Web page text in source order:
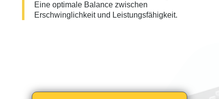
Eine optimale Balance zwischen
Erschwinglichkeit und Leistungsfähigkeit.